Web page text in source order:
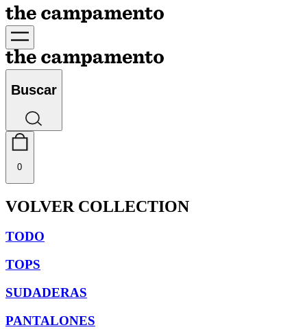
Buscar
0
VOLVER COLLECTION
TODO
TOPS
SUDADERAS
PANTALONES